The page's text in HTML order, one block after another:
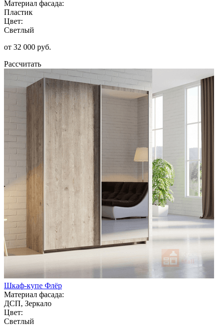
Материал фасада:
Пластик
Цвет:
Светлый
от 32 000 руб.
Рассчитать
Шкаф-купе Флёр
Материал фасада:
ДСП, Зеркало
Цвет:
Светлый